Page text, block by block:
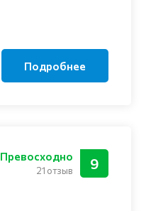
Подробнее
9
Превосходно
21 отзыв